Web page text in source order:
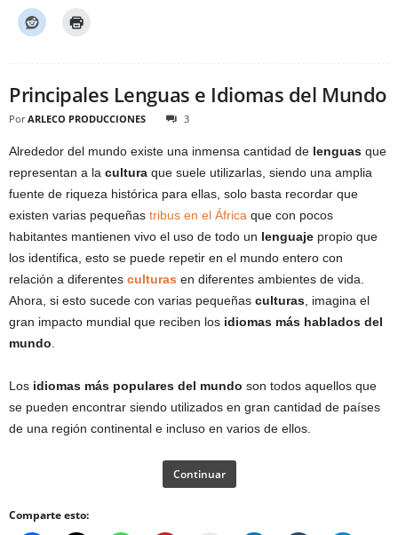
Principales Lenguas e Idiomas del Mundo
Por ARLECO PRODUCCIONES 3
Alrededor del mundo existe una inmensa cantidad de lenguas que
representan a la cultura que suele utilizarlas, siendo una amplia
fuente de riqueza histórica para ellas, solo basta recordar que
existen varias pequeñas tribus en el África que con pocos
habitantes mantienen vivo el uso de todo un lenguaje propio que
los identifica, esto se puede repetir en el mundo entero con
relación a diferentes culturas en diferentes ambientes de vida.
Ahora, si esto sucede con varias pequeñas culturas, imagina el
gran impacto mundial que reciben los idiomas más hablados del
mundo.
Los idiomas más populares del mundo son todos aquellos que
se pueden encontrar siendo utilizados en gran cantidad de países
de una región continental e incluso en varios de ellos.
Continuar
Comparte esto: